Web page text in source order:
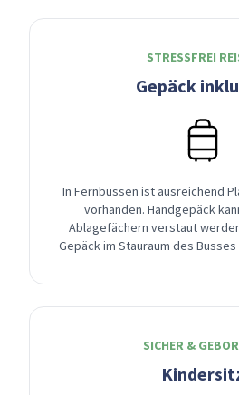
STRESSFREI
Gepäck
In Fernbussen ist ausreichend
vorhanden. Handgepäck
Ablagefächern verstaut
Gepäck im Stauraum des
SICHER &